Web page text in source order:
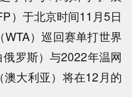
）于北京时间11月5日
）巡回赛单打世界
罗斯）与2022年温网
澳大利亚）将在12月的